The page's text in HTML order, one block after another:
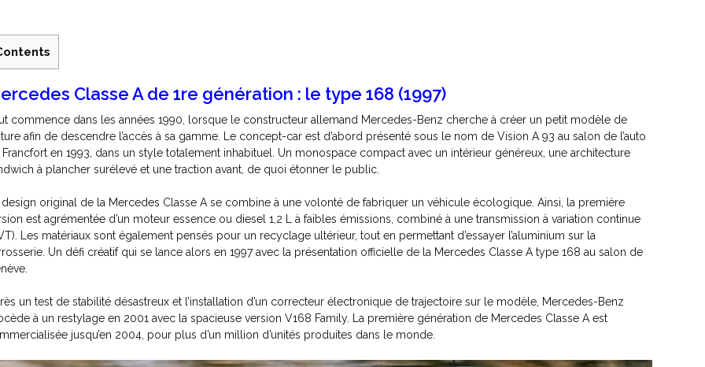
Classe A de 1re génération : le type 168 (1997)
commence dans les années 1990, lorsque le constructeur allemand Mercedes-Benz cherche à créer un petit modèle de
afin de descendre l’accès à sa gamme. Le concept-car est d’abord présenté sous le nom de Vision A 93 au salon de l’auto
en 1993, dans un style totalement inhabituel. Un monospace compact avec un intérieur généreux, une architecture
à plancher surélevé et une traction avant, de quoi étonner le public.
original de la Mercedes Classe A se combine à une volonté de fabriquer un véhicule écologique. Ainsi, la première
est agrémentée d’un moteur essence ou diesel 1,2 L à faibles émissions, combiné à une transmission à variation continue
Les matériaux sont également pensés pour un recyclage ultérieur, tout en permettant d’essayer l’aluminium sur la
Un défi créatif qui se lance alors en 1997 avec la présentation officielle de la Mercedes Classe A type 168 au salon de
un test de stabilité désastreux et l’installation d’un correcteur électronique de trajectoire sur le modèle, Mercedes-Benz
à un restylage en 2001 avec la spacieuse version V168 Family. La première génération de Mercedes Classe A est
jusqu’en 2004, pour plus d’un million d’unités produites dans le monde.